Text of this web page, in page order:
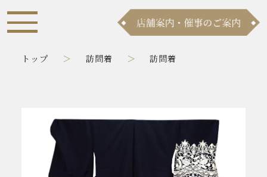
トップ 訪問着 訪問着